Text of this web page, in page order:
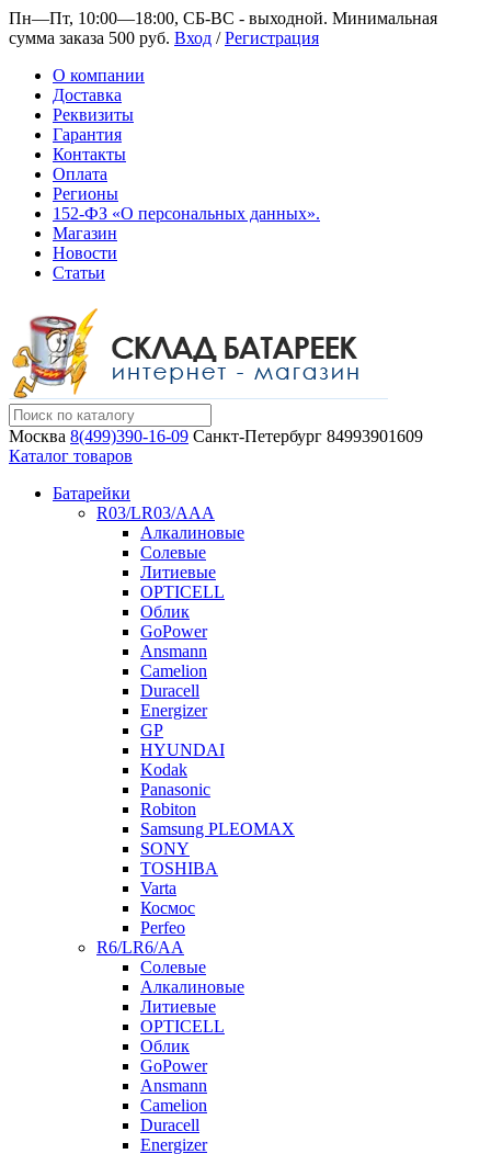
Пн—Пт, 10:00—18:00, СБ-ВС - выходной. Минимальная
сумма заказа 500 руб. Вход /Регистрация
О компании
Доставка
Реквизиты
Гарантия
Контакты
Оплата
Регионы
152-ФЗ «О персональных данных».
Магазин
Новости
Статьи
Москва 8(499)390-16-09 Санкт-Петербург 84993901609
Каталог товаров
Батарейки
R03/LR03/AAA
Алкалиновые
Солевые
Литиевые
OPTICELL
Облик
GoPower
Ansmann
Camelion
Duracell
Energizer
GP
HYUNDAI
Kodak
Panasonic
Robiton
Samsung PLEOMAX
SONY
TOSHIBA
Varta
Космос
Perfeo
R6/LR6/AA
Солевые
Алкалиновые
Литиевые
OPTICELL
Облик
GoPower
Ansmann
Camelion
Duracell
Energizer